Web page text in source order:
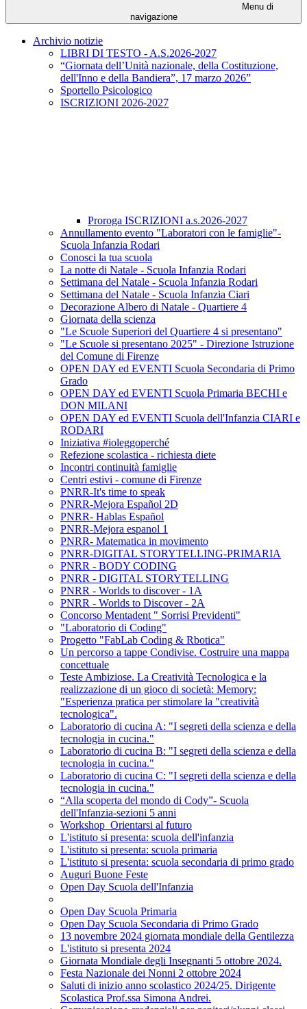
Menu di
navigazione
Archivio notizie
LIBRI DI TESTO - A.S.2026-2027
“Giornata dell’Unità nazionale, della Costituzione,
dell'Inno e della Bandiera”, 17 marzo 2026”
Sportello Psicologico
ISCRIZIONI 2026-2027
Proroga ISCRIZIONI a.s.2026-2027
Annullamento evento "Laboratori con le famiglie"-
Scuola Infanzia Rodari
Conosci la tua scuola
La notte di Natale - Scuola Infanzia Rodari
Settimana del Natale - Scuola Infanzia Rodari
Settimana del Natale - Scuola Infanzia Ciari
Decorazione Albero di Natale - Quartiere 4
Giornata della scienza
"Le Scuole Superiori del Quartiere 4 si presentano"
"Le Scuole si presentano 2025" - Direzione Istruzione
del Comune di Firenze
OPEN DAY ed EVENTI Scuola Secondaria di Primo
Grado
OPEN DAY ed EVENTI Scuola Primaria BECHI e
DON MILANI
OPEN DAY ed EVENTI Scuola dell'Infanzia CIARI e
RODARI
Iniziativa #ioleggoperché
Refezione scolastica - richiesta diete
Incontri continuità famiglie
Centri estivi - comune di Firenze
PNRR-It's time to speak
PNRR-Mejora Español 2D
PNRR- Hablas Español
PNRR-Mejora espanol 1
PNRR- Matematica in movimento
PNRR-DIGITAL STORYTELLING-PRIMARIA
PNRR - BODY CODING
PNRR - DIGITAL STORYTELLING
PNRR - Worlds to discover - 1A
PNRR - Worlds to Discover - 2A
Concorso Mentadent " Sorrisi Previdenti"
"Laboratorio di Coding"
Progetto "FabLab Coding & Rbotica"
Un percorso a tappe Condivise. Costruire una mappa
concettuale
Teste Ambiziose. La Creatività Tecnologica e la
realizzazione di un gioco di società: Memory:
"Esperienza pratica per stimolare la "creatività
tecnologica".
Laboratorio di cucina A: "I segreti della scienza e della
tecnologia in cucina."
Laboratorio di cucina B: "I segreti della scienza e della
tecnologia in cucina."
Laboratorio di cucina C: "I segreti della scienza e della
tecnologia in cucina."
“Alla scoperta del mondo di Cody”- Scuola
dell'Infanzia-sezioni 5 anni
Workshop_Orientarsi al futuro
L'istituto si presenta: scuola dell'infanzia
L'istituto si presenta: scuola primaria
L'istituto si presenta: scuola secondaria di primo grado
Auguri Buone Feste
Open Day Scuola dell'Infanzia
Open Day Scuola Primaria
Open Day Scuola Secondaria di Primo Grado
13 novembre 2024 giornata mondiale della Gentilezza
L'istituto si presenta 2024
Giornata Mondiale degli Insegnanti 5 ottobre 2024.
Festa Nazionale dei Nonni 2 ottobre 2024
Saluti di inizio anno scolastico 2024/25. Dirigente
Scolastica Prof.ssa Simona Andrei.